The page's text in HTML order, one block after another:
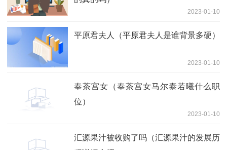
2023-01-10
平原君夫人（平原君夫人是谁背景多硬）
2023-01-10
奉茶宫女（奉茶宫女马尔泰若曦什么职
位）
2023-01-10
汇源果汁被收购了吗（汇源果汁的发展历